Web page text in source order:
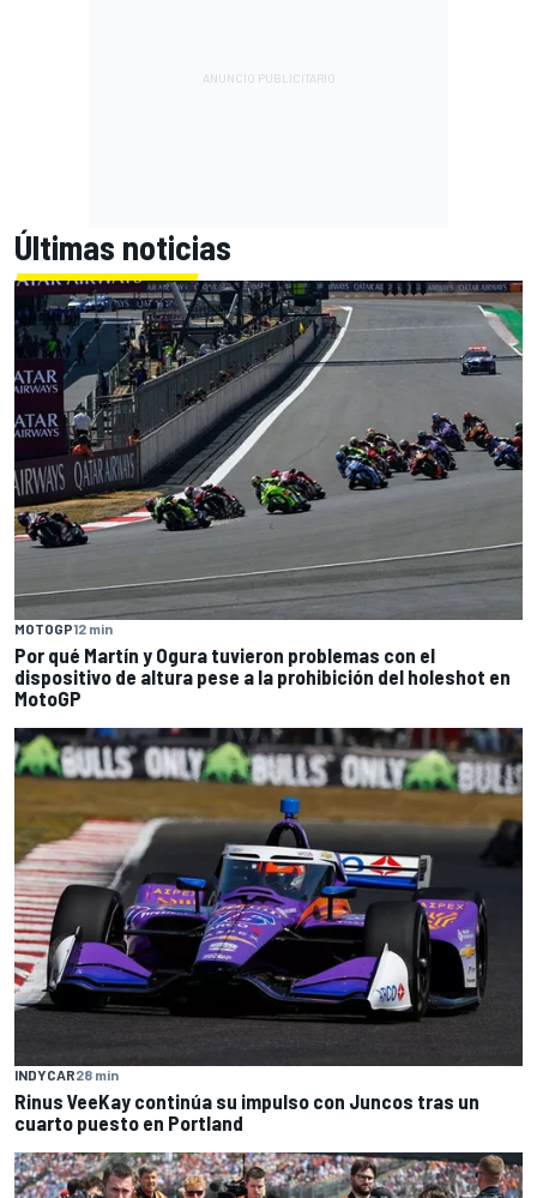
Últimas noticias
MOTOGP12 min
Por qué Martín y Ogura tuvieron problemas con el
dispositivo de altura pese a la prohibición del holeshot en
MotoGP
INDYCAR28 min
Rinus VeeKay continúa su impulso con Juncos tras un
cuarto puesto en Portland